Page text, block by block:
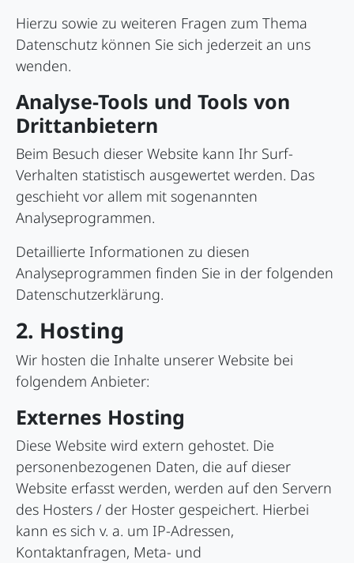
Hierzu sowie zu weiteren Fragen zum Thema
Datenschutz können Sie sich jederzeit an uns
wenden.
Analyse-Tools und Tools von
Dritt­anbietern
Beim Besuch dieser Website kann Ihr Surf-
Verhalten statistisch ausgewertet werden. Das
geschieht vor allem mit sogenannten
Analyseprogrammen.
Detaillierte Informationen zu diesen
Analyseprogrammen finden Sie in der folgenden
Datenschutzerklärung.
2. Hosting
Wir hosten die Inhalte unserer Website bei
folgendem Anbieter:
Externes Hosting
Diese Website wird extern gehostet. Die
personenbezogenen Daten, die auf dieser
Website erfasst werden, werden auf den Servern
des Hosters / der Hoster gespeichert. Hierbei
kann es sich v. a. um IP-Adressen,
Kontaktanfragen, Meta- und